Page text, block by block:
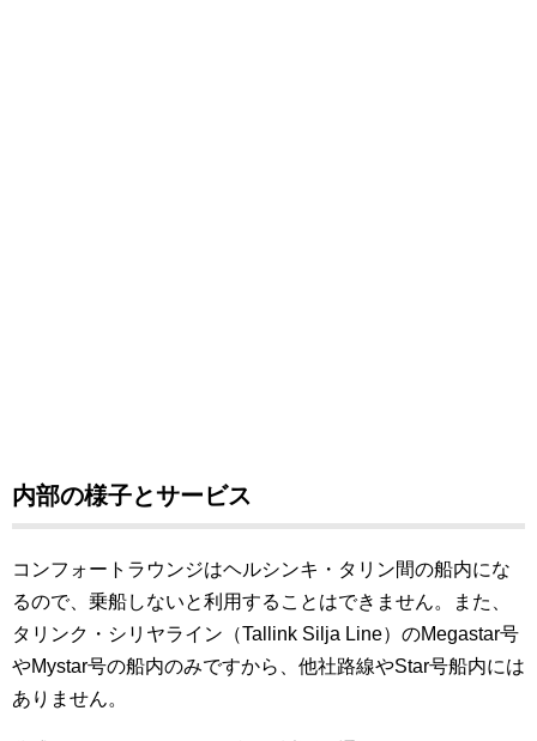
内部の様子とサービス
コンフォートラウンジはヘルシンキ・タリン間の船内にな
るので、乗船しないと利用することはできません。また、
タリンク・シリヤライン（Tallink Silja Line）のMegastar号
やMystar号の船内のみですから、他社路線やStar号船内には
ありません。